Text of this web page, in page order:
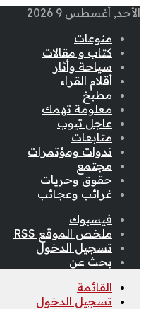
الأحد, أغسطس 9 2026
منوعات
كتاب و مقالات
سياحة وأثار
أقلام القراء
مطبخ
معلومة تهمك
عاجل تيوب
متابعات
ندوات ومؤتمرات
مجتمع
حقوق وحريات
غرائب وعجائب
فيسبوك
ملخص الموقع RSS
تسجيل الدخول
بحث عن
القائمة
تسجيل الدخول